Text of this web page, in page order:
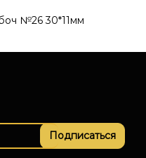
№26 30*11мм
Подписаться